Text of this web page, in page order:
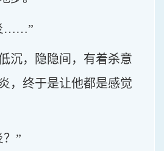
……”
沉，隐隐间，有着杀意
，终于是让他都是感觉
”